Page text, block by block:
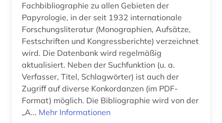
philosophie (1)
philosophie des mittelalters (1)
philosopie in der welt des islam (1)
plinius caecilius secundus, gaius |
schriftsteller; politiker; rechtsanwalt (1)
polen (1)
polnisch (1)
Fachbibliographie zu allen Gebieten der
Papyrologie, in der seit 1932 internationale
Forschungsliteratur (Monographien, Aufsätze,
Festschriften und Kongressberichte) verzeichnet
wird. Die Datenbank wird regelmäßig
aktualisiert. Neben der Suchfunktion (u. a.
Verfasser, Titel, Schlagwörter) ist auch der
Zugriff auf diverse Konkordanzen (im PDF-
Format) möglich. Die Bibliographie wird von der
„A... Mehr Informationen